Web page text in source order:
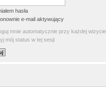
hasła
e-mail aktywujący
mnie automatycznie przy każdej wizycie
mój status w tej sesji